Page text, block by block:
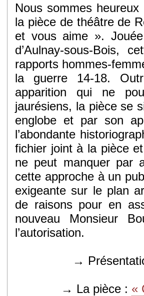
Nous sommes
la pièce de théâtre de
et vous aime ».
d’Aulnay-sous-Bois,
rapports hommes-
la guerre 14-18.
apparition qui ne
jaurésiens, la pièce se
englobe et par son
l’abondante
fichier joint à la pièce
ne peut manquer par
cette approche à un
exigeante sur le plan
de raisons pour en
nouveau Monsieur
l’autorisation.
→
→ La pièce : «